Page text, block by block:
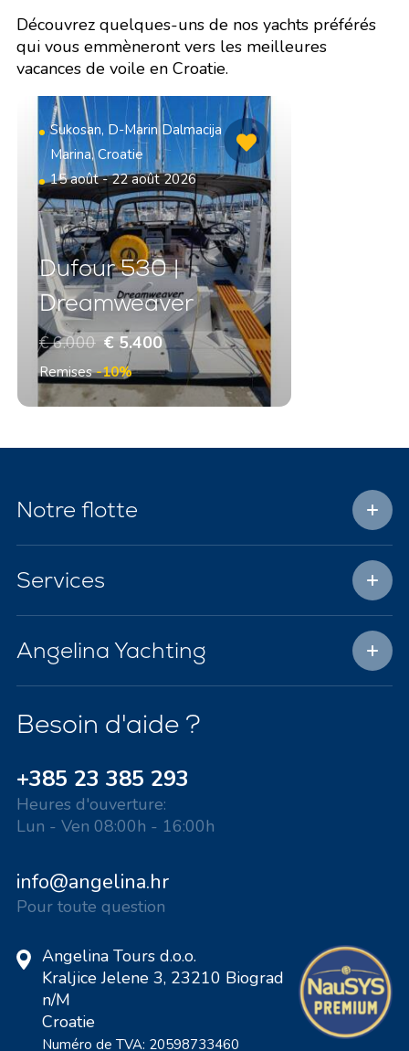
Découvrez quelques-uns de nos yachts préférés
qui vous emmèneront vers les meilleures
vacances de voile en Croatie.
Sukosan, D-Marin Dalmacija
Marina, Croatie
15 août - 22 août 2026
Dufour 530 |
Dreamweaver
€ 6.000 € 5.400
Remises-10%
Notre flotte
Services
Angelina Yachting
Besoin d'aide ?
+385 23 385 293
Heures d'ouverture:
Lun - Ven 08:00h - 16:00h
info@angelina.hr
Pour toute question
Angelina Tours d.o.o.
Kraljice Jelene 3, 23210 Biograd
n/M
Croatie
Numéro de TVA: 20598733460